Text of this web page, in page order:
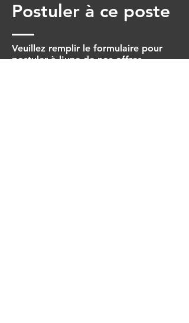
Postuler à ce poste
Veuillez remplir le formulaire pour
postuler à l'une de nos offres.